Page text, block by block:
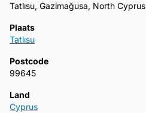
Tatlısu, Gazimağusa, North Cyprus
Plaats
Tatlısu
Postcode
99645
Land
Cyprus